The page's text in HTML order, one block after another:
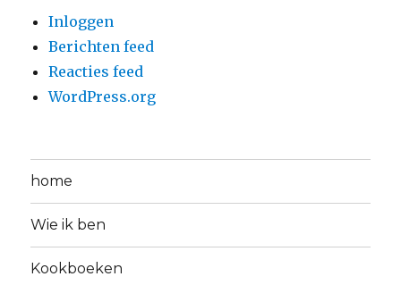
Inloggen
Berichten feed
Reacties feed
WordPress.org
home
Wie ik ben
Kookboeken